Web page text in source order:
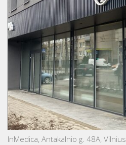
InMedica, Antakalnio g. 48A, Vilnius